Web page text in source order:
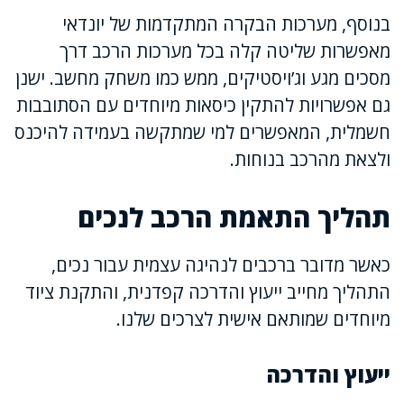
בנוסף, מערכות הבקרה המתקדמות של יונדאי
מאפשרות שליטה קלה בכל מערכות הרכב דרך
מסכים מגע וג’ויסטיקים, ממש כמו משחק מחשב. ישנן
גם אפשרויות להתקין כיסאות מיוחדים עם הסתובבות
חשמלית, המאפשרים למי שמתקשה בעמידה להיכנס
ולצאת מהרכב בנוחות.
תהליך התאמת הרכב לנכים
כאשר מדובר ברכבים לנהיגה עצמית עבור נכים,
התהליך מחייב ייעוץ והדרכה קפדנית, והתקנת ציוד
מיוחדים שמותאם אישית לצרכים שלנו.
ייעוץ והדרכה